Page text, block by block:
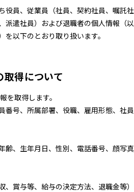
役員、従業員（社員、契約社員、嘱託社
派遣社員）および退職者の個人情報（以
以下のとおり取り扱います。
取得について
を取得します。
番号、所属部署、役職、雇用形態、社員
齢、生年月日、性別、電話番号、顔写真
、賞与等、給与の決定方法、退職金等）